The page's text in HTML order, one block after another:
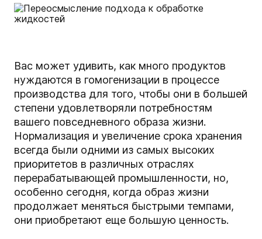
Вас может удивить, как много продуктов
нуждаются в гомогенизации в процессе
производства для того, чтобы они в большей
степени удовлетворяли потребностям
вашего повседневного образа жизни.
Нормализация и увеличение срока хранения
всегда были одними из самых высоких
приоритетов в различных отраслях
перерабатывающей промышленности, но,
особенно сегодня, когда образ жизни
продолжает меняться быстрыми темпами,
они приобретают еще большую ценность.